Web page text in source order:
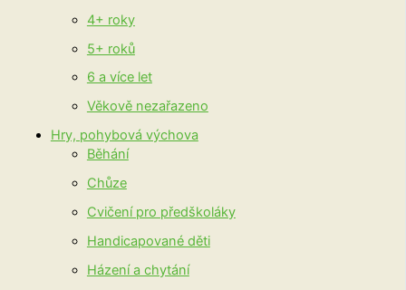
4+ roky
5+ roků
6 a více let
Věkově nezařazeno
Hry, pohybová výchova
Běhání
Chůze
Cvičení pro předškoláky
Handicapované děti
Házení a chytání